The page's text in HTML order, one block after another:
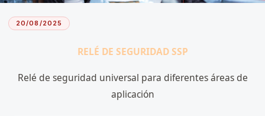
20/08/2025
RELÉ DE SEGURIDAD SSP
Relé de seguridad universal para diferentes áreas de
aplicación